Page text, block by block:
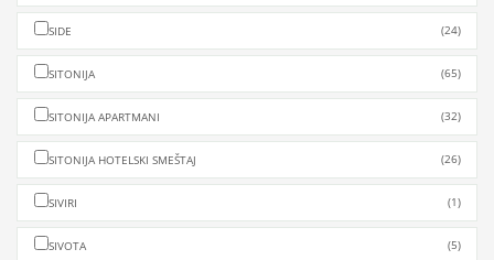
SIDE (24)
SITONIJA (65)
SITONIJA APARTMANI (32)
SITONIJA HOTELSKI SMEŠTAJ (26)
SIVIRI (1)
SIVOTA (5)